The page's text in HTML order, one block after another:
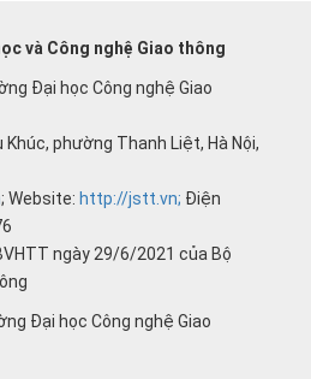
và Công nghệ Giao thông
Đại học Công nghệ Giao
Khúc, phường Thanh Liệt, Hà Nội,
; Website: http://jstt.vn; Điện
ngày 29/6/2021 của Bộ
Đại học Công nghệ Giao